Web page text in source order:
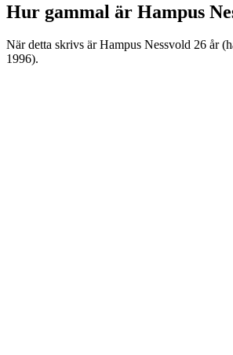
Hur gammal är Hampus
När detta skrivs är Hampus Nessvold 26 år
1996).